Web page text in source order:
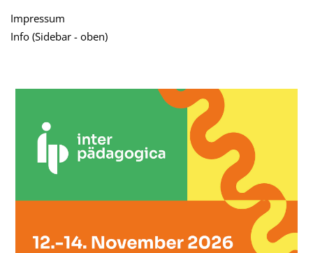
Impressum
Info (Sidebar - oben)